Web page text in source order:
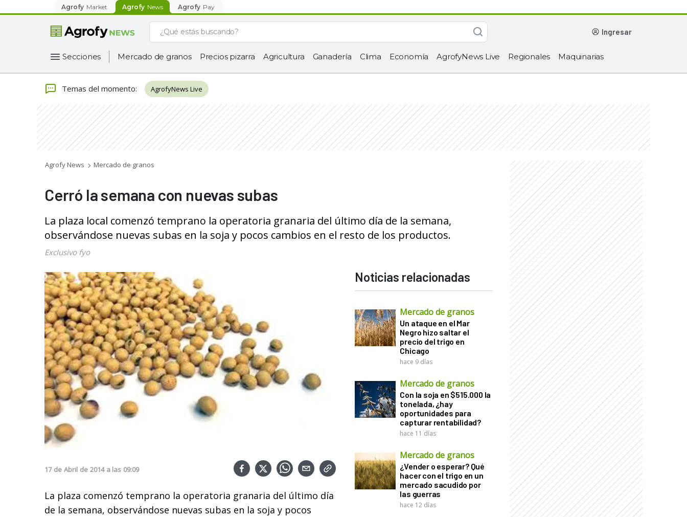
Agrofy Market Agrofy News Agrofy Pay
ingresar
Secciones Mercado de granos Precios pizarra Agricultura Ganadería Clima Economía AgrofyNews Live Regionales Maquinarias
Temas del momento: AgrofyNews Live
Agrofy News Mercado de granos
Cerró la semana con nuevas subas
La plaza local comenzó temprano la operatoria granaria del último día de la semana,
observándose nuevas subas en la soja y pocos cambios en el resto de los productos.
Exclusivo fyo
17 de Abril de 2014 a las 09:09
La plaza comenzó temprano la operatoria granaria del último día
de la semana, observándose nuevas subas en la soja y pocos
Noticias relacionadas
Mercado de granos
Un ataque en el Mar
Negro hizo saltar el
precio del trigo en
Chicago
hace 9 días
Mercado de granos
Con la soja en $515.000 la
tonelada, ¿hay
oportunidades para
capturar rentabilidad?
hace 11 días
Mercado de granos
¿Vender o esperar? Qué
hacer con el trigo en un
mercado sacudido por
las guerras
hace 12 días